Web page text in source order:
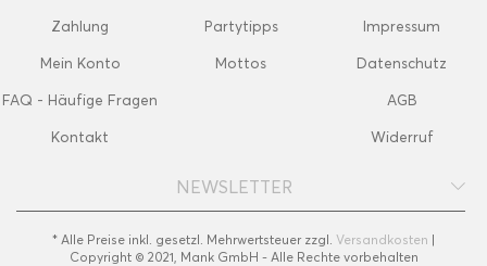
Zahlung
Mein Konto
FAQ - Häufige Fragen
Kontakt
Partytipps
Mottos
Impressum
Datenschutz
AGB
Widerruf
NEWSLETTER
* Alle Preise inkl. gesetzl. Mehrwertsteuer zzgl. Versandkosten |
Copyright © 2021, Mank GmbH - Alle Rechte vorbehalten